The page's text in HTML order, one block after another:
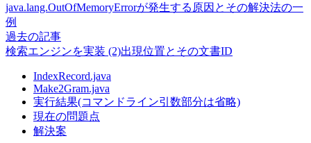
java.lang.OutOfMemoryErrorが発生する原因とその解決法の一
例
過去の記事
検索エンジンを実装 (2)出現位置とその文書ID
IndexRecord.java
Make2Gram.java
実行結果(コマンドライン引数部分は省略)
現在の問題点
解決案